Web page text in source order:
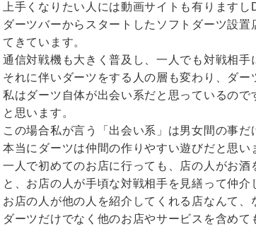
上手くなりたい人には動画サイトも有ります
ダーツバーからスタートしたソフトダーツ設
てきています。
通信対戦機も大きく普及し、一人でも対戦相手
それに伴いダーツをする人の層も変わり、ダ
私はダーツ自体が出会い系だと思っているの
と思います。
この場合私が言う「出会い系」は男女間の事だ
本当にダーツは仲間の作りやすい遊びだと思
一人で初めてのお店に行っても、店の人がお
と、お店の人が手頃な対戦相手を見繕って仲介
お店の人が他の人を紹介してくれる店なんて、
ダーツだけでなく他のお店やサービスを含め